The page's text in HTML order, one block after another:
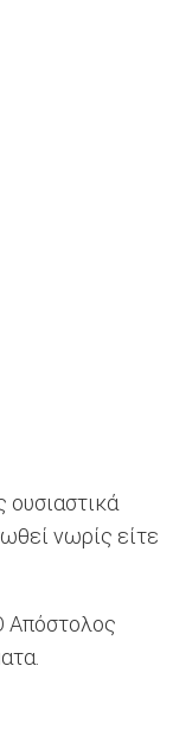
ουσιαστικά
νωρίς είτε
Απόστολος